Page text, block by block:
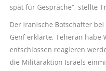
spät für Gespräche“, stellte
Der iranische Botschafter
Genf erklärte, Teheran habe
entschlossen reagieren
die Militäraktion Israels